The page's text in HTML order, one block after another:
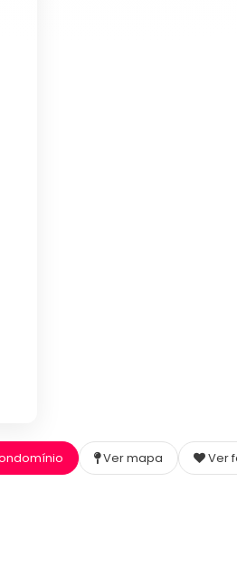
Ver mapa Ver